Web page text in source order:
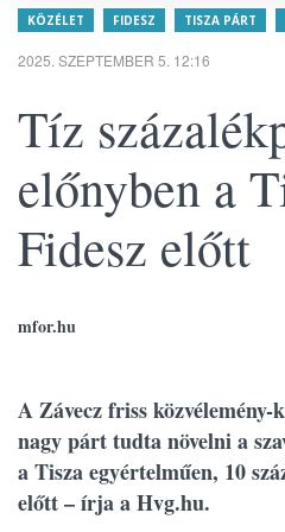
KÖZÉLET FIDESZ TISZA PÁRT
2025. SZEPTEMBER 5. 12:16
Tíz
előnyben a
Fidesz előtt
mfor.hu
A Závecz friss
nagy párt tudta növelni a
a Tisza egyértelműen, 10
előtt – írja a Hvg.hu.